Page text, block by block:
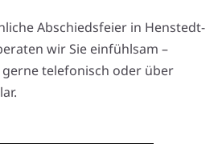
Abschieds­feier in Henstedt-
wir Sie einfühl­sam –
telefonisch oder über